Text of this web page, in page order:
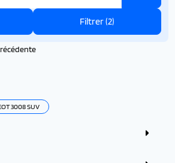
Filtrer (2)
3008 SUV